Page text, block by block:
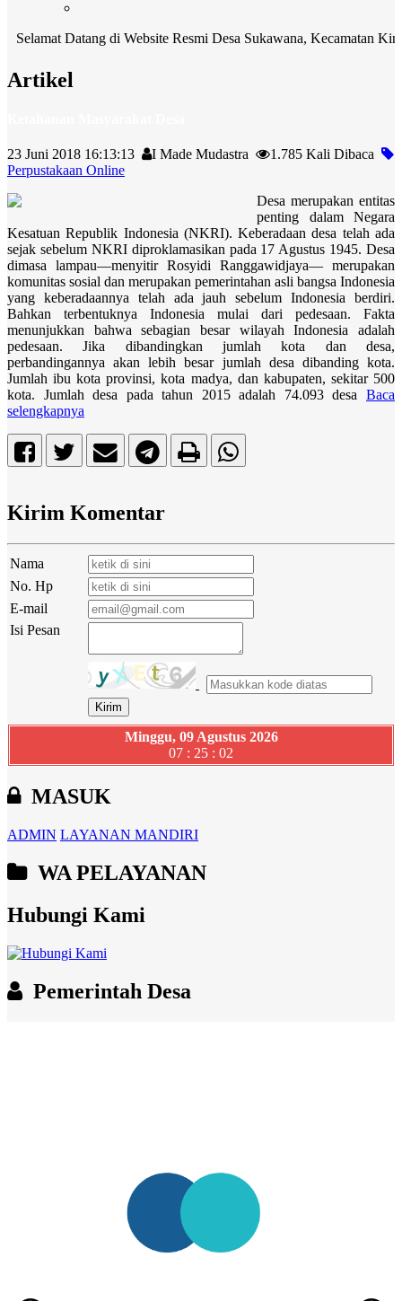
Datang di Website Resmi Desa Sukawana, Kecamatan
Artikel
23 Juni 2018 16:13:13 I Made Mudastra
1.785 Kali Dibaca
Perpustakaan Online
Desa merupakan entitas
penting dalam Negara
Kesatuan Republik Indonesia (NKRI). Keberadaan desa telah ada
sejak sebelum NKRI diproklamasikan pada 17 Agustus 1945. Desa
dimasa lampau—menyitir Rosyidi Ranggawidjaya— merupakan
komunitas sosial dan merupakan pemerintahan asli bangsa Indonesia
yang keberadaannya telah ada jauh sebelum Indonesia berdiri.
Bahkan terbentuknya Indonesia mulai dari pedesaan. Fakta
menunjukkan bahwa sebagian besar wilayah Indonesia adalah
pedesaan. Jika dibandingkan jumlah kota dan desa,
perbandingannya akan lebih besar jumlah desa dibanding kota.
Jumlah ibu kota provinsi, kota madya, dan kabupaten, sekitar 500
kota. Jumlah desa pada tahun 2015 adalah 74.093 desa Baca
selengkapnya
Kirim Komentar
Nama
No. Hp
E-mail
Isi Pesan
Minggu, 09 Agustus 2026
07 : 25 : 03
MASUK
ADMIN LAYANAN MANDIRI
WA PELAYANAN
Hubungi Kami
Pemerintah Desa